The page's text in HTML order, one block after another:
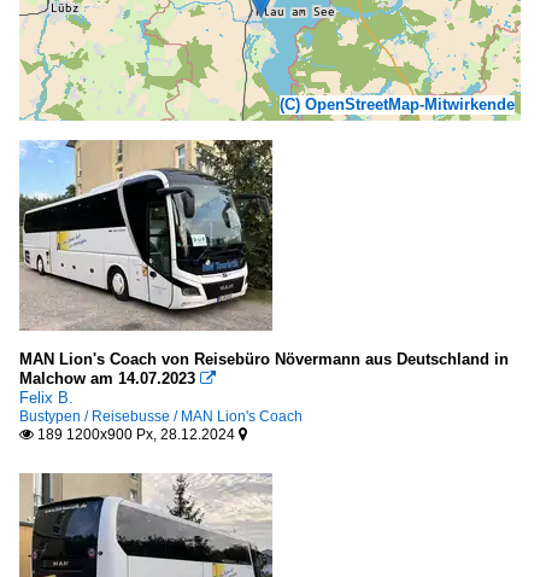
(C) OpenStreetMap-Mitwirkende
MAN Lion's Coach von Reisebüro Növermann aus Deutschland in
Malchow am 14.07.2023 
Felix B.
Bustypen / Reisebusse / MAN Lion's Coach
 189 1200x900 Px, 28.12.2024 